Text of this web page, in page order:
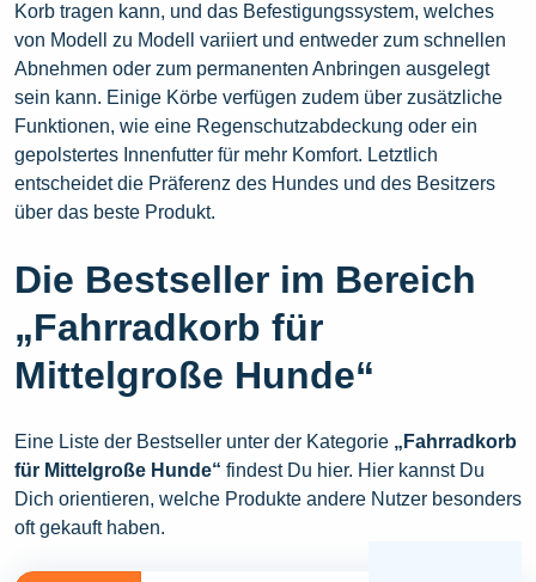
Korb tragen kann, und das Befestigungssystem, welches
von Modell zu Modell variiert und entweder zum schnellen
Abnehmen oder zum permanenten Anbringen ausgelegt
sein kann. Einige Körbe verfügen zudem über zusätzliche
Funktionen, wie eine Regenschutzabdeckung oder ein
gepolstertes Innenfutter für mehr Komfort. Letztlich
entscheidet die Präferenz des Hundes und des Besitzers
über das beste Produkt.
Die Bestseller im Bereich
„Fahrradkorb für
Mittelgroße Hunde“
Eine Liste der Bestseller unter der Kategorie „Fahrradkorb
für Mittelgroße Hunde“ findest Du hier. Hier kannst Du
Dich orientieren, welche Produkte andere Nutzer besonders
oft gekauft haben.